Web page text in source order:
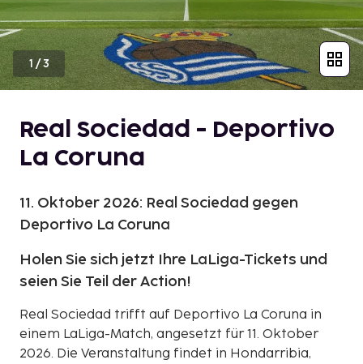
1 /3
Real Sociedad - Deportivo
La Coruna
11. Oktober 2026: Real Sociedad gegen
Deportivo La Coruna
Holen Sie sich jetzt Ihre LaLiga-Tickets und
seien Sie Teil der Action!
Real Sociedad trifft auf Deportivo La Coruna in
einem LaLiga-Match, angesetzt für 11. Oktober
2026. Die Veranstaltung findet in Hondarribia,